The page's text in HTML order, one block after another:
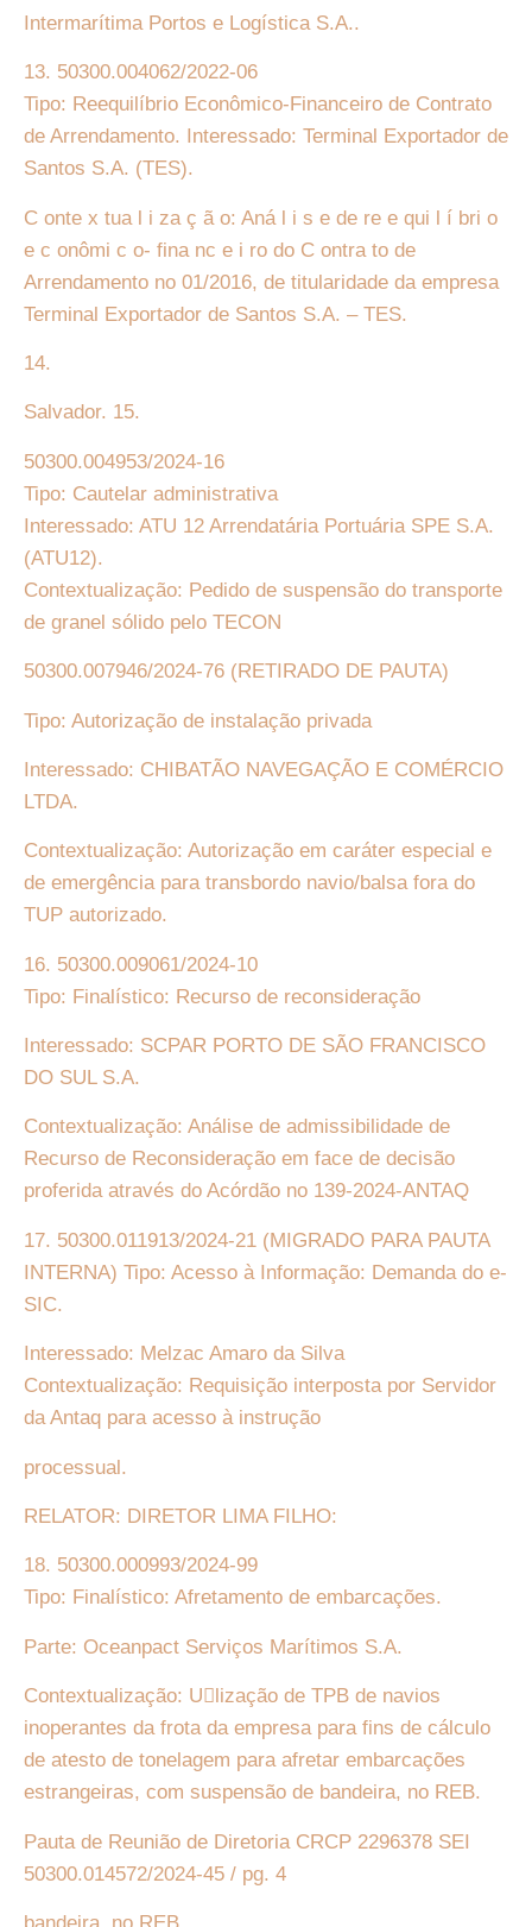
Intermarítima Portos e Logística S.A..
13. 50300.004062/2022-06
Tipo: Reequilíbrio Econômico-Financeiro de Contrato
de Arrendamento. Interessado: Terminal Exportador de
Santos S.A. (TES).
C onte x tua l i za ç ã o: Aná l i s e de re e qui l í bri o
e c onômi c o- fina nc e i ro do C ontra to de
Arrendamento no 01/2016, de titularidade da empresa
Terminal Exportador de Santos S.A. – TES.
14.
Salvador. 15.
50300.004953/2024-16
Tipo: Cautelar administrativa
Interessado: ATU 12 Arrendatária Portuária SPE S.A.
(ATU12).
Contextualização: Pedido de suspensão do transporte
de granel sólido pelo TECON
50300.007946/2024-76 (RETIRADO DE PAUTA)
Tipo: Autorização de instalação privada
Interessado: CHIBATÃO NAVEGAÇÃO E COMÉRCIO
LTDA.
Contextualização: Autorização em caráter especial e
de emergência para transbordo navio/balsa fora do
TUP autorizado.
16. 50300.009061/2024-10
Tipo: Finalístico: Recurso de reconsideração
Interessado: SCPAR PORTO DE SÃO FRANCISCO
DO SUL S.A.
Contextualização: Análise de admissibilidade de
Recurso de Reconsideração em face de decisão
proferida através do Acórdão no 139-2024-ANTAQ
17. 50300.011913/2024-21 (MIGRADO PARA PAUTA
INTERNA) Tipo: Acesso à Informação: Demanda do e-
SIC.
Interessado: Melzac Amaro da Silva
Contextualização: Requisição interposta por Servidor
da Antaq para acesso à instrução
processual.
RELATOR: DIRETOR LIMA FILHO:
18. 50300.000993/2024-99
Tipo: Finalístico: Afretamento de embarcações.
Parte: Oceanpact Serviços Marítimos S.A.
Contextualização: U􏰀lização de TPB de navios
inoperantes da frota da empresa para fins de cálculo
de atesto de tonelagem para afretar embarcações
estrangeiras, com suspensão de bandeira, no REB.
Pauta de Reunião de Diretoria CRCP 2296378 SEI
50300.014572/2024-45 / pg. 4